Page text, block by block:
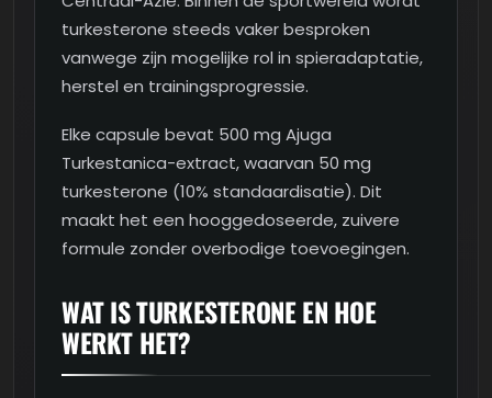
turkesterone steeds vaker besproken
vanwege zijn mogelijke rol in spieradaptatie,
herstel en trainingsprogressie.
Elke capsule bevat 500 mg Ajuga
Turkestanica-extract, waarvan 50 mg
turkesterone (10% standaardisatie). Dit
maakt het een hooggedoseerde, zuivere
formule zonder overbodige toevoegingen.
WAT IS TURKESTERONE EN HOE
WERKT HET?